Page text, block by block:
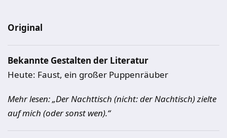
Original
Bekannte Gestalten der Literatur
Heute: Faust, ein großer Puppenräuber
Mehr lesen: „Der Nachttisch (nicht: der Nachtisch) zielte
auf mich (oder sonst wen).“